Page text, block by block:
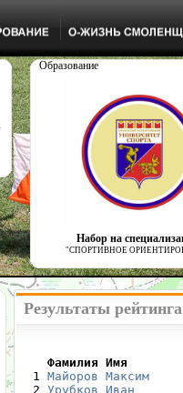
Образование
Набор на
"СПОРТИВНОЕ
Результаты
1 Майоров Максим
  2
Урубков Иван